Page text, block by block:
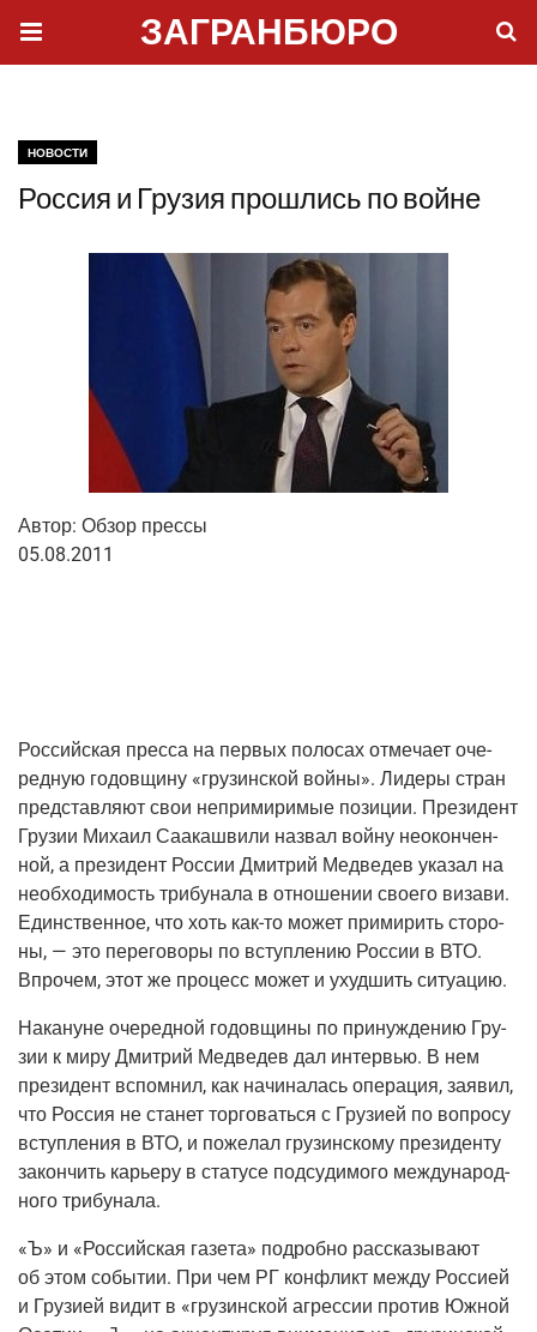
ЗАГРАНБЮРО
НОВОСТИ
Россия и Грузия прошлись по войне
Автор: Обзор прес­сы
05.08.2011
Рос­сий­ская прес­са на пер­вых поло­сах отме­ча­ет оче­
ред­ную годов­щи­ну «гру­зин­ской вой­ны». Лиде­ры стран
пред­став­ля­ют свои непри­ми­ри­мые пози­ции. Пре­зи­дент
Гру­зии Миха­ил Саа­ка­шви­ли назвал вой­ну неокон­чен­
ной, а пре­зи­дент Рос­сии Дмит­рий Мед­ве­дев ука­зал на
необ­хо­ди­мость три­бу­на­ла в отно­ше­нии сво­е­го виза­ви.
Един­ствен­ное, что хоть как-то может при­ми­рить сто­ро­
ны, — это пере­го­во­ры по вступ­ле­нию Рос­сии в ВТО.
Впро­чем, этот же про­цесс может и ухуд­шить ситуацию.
Нака­нуне оче­ред­ной годов­щи­ны по при­нуж­де­нию Гру­
зии к миру Дмит­рий Мед­ве­дев дал интер­вью. В нем
пре­зи­дент вспом­нил, как начи­на­лась опе­ра­ция, заявил,
что Рос­сия не ста­нет тор­го­вать­ся с Гру­зи­ей по вопро­су
вступ­ле­ния в ВТО, и поже­лал гру­зин­ско­му пре­зи­ден­ту
закон­чить карье­ру в ста­ту­се под­су­ди­мо­го меж­ду­на­род­
но­го трибунала.
«Ъ» и «Рос­сий­ская газе­та» подроб­но рас­ска­зы­ва­ют
об этом собы­тии. При чем РГ кон­фликт меж­ду Рос­си­ей
и Гру­зи­ей видит в «гру­зин­ской агрес­сии про­тив Южной